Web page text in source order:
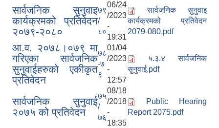
सार्वजनिक सुनुवाइ
कार्यक्रमको प्रतिवेदन
२०७९-२०८०
७९
/
८०
06/24
/2023
-
19:31
सार्वजनिक सुनुवाइ
कार्यक्रमको प्रतिवेदन
2079-080.pdf
आ.व. २०७८।०७९ मा
गरिएका सार्वजनिक
सुनुवाईहरुको एकीकृत
प्रतिवेदन
७८
-७
९
01/04
/2023
-
12:57
५.३.४ सार्वजनिक
सुनुवाई.pdf
सार्वजनिक सुनुवाई
२०७५ को प्रतिवेदन
७५
/
७६
08/18
/2018
-
18:35
Public Hearing
Report 2075.pdf